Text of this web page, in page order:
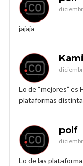
jajaja
Lo de “mejores” es
plataformas
polf
Lo de las